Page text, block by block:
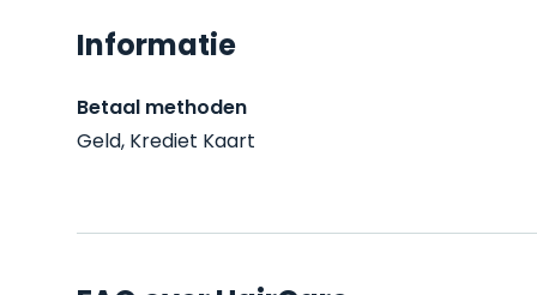
Informatie
Betaal methoden
Geld, Krediet Kaart